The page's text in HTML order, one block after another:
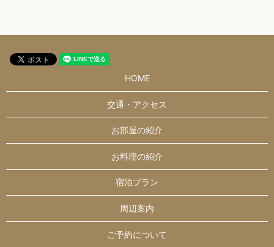
HOME
交通・アクセス
お部屋の紹介
お料理の紹介
宿泊プラン
周辺案内
ご予約について